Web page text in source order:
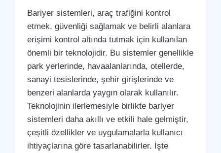
Bariyer sistemleri, araç trafiğini kontrol
etmek, güvenliği sağlamak ve belirli alanlara
erişimi kontrol altında tutmak için kullanılan
önemli bir teknolojidir. Bu sistemler genellikle
park yerlerinde, havaalanlarında, otellerde,
sanayi tesislerinde, şehir girişlerinde ve
benzeri alanlarda yaygın olarak kullanılır.
Teknolojinin ilerlemesiyle birlikte bariyer
sistemleri daha akıllı ve etkili hale gelmiştir,
çeşitli özellikler ve uygulamalarla kullanıcı
ihtiyaçlarına göre tasarlanabilirler. İşte